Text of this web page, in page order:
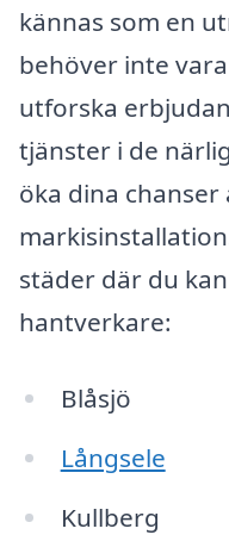
kännas som en
behöver inte
utforska
tjänster i de
öka dina
städer där du
hantverkare:
Blåsjö
Långsele
Kullberg